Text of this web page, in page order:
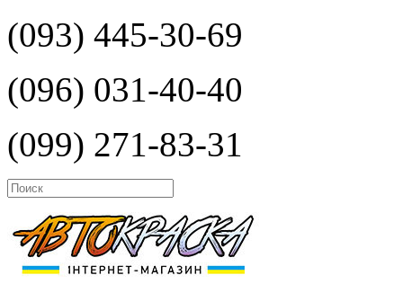
(093) 445-30-69
(096) 031-40-40
(099) 271-83-31